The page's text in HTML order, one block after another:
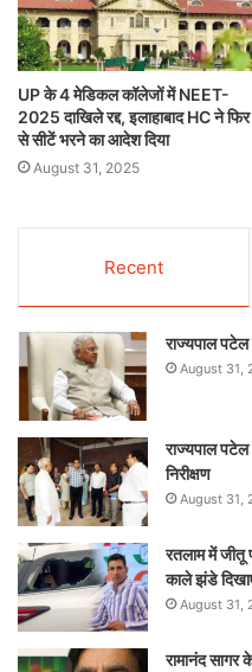
UP के 4 मेडिकल कॉलेजों में NEET-
2025 दाखिले रद्द, इलाहाबाद HC ने फिर
से सीटें भरने का आदेश दिया
August 31, 2025
Recent
राज्यपाल पटेल
August 31,
राज्यपाल पटेल
निरीक्षण
August 31,
रतलाम में जीतू
काले झंडे
August 31,
रामानंद सागर